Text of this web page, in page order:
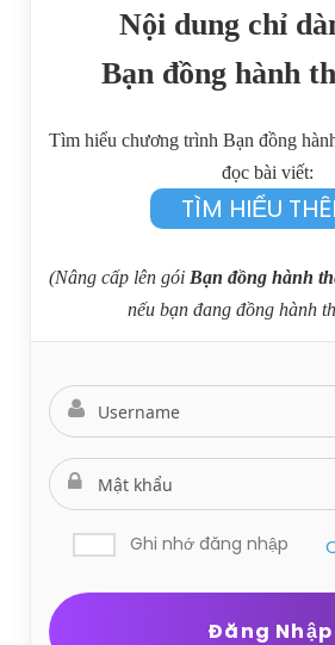
Nội dung chỉ
Bạn đồng hành
Tìm hiểu chương trình Bạn đồng
đọc bài viết:
TÌM HIỂU
(Nâng cấp lên gói Bạn đồng hành
nếu bạn đang đồng hành
Ghi nhớ đăng nhập